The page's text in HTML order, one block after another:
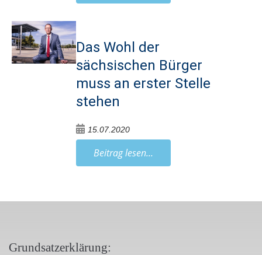
Das Wohl der
sächsischen Bürger
muss an erster Stelle
stehen
15.07.2020
Beitrag lesen...
Grundsatzerklärung: